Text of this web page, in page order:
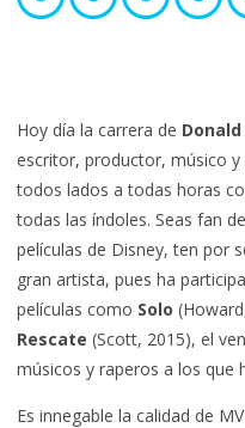
Hoy día la carrera de
escritor, productor, músico
todos lados a todas horas
todas las índoles. Seas fan de
películas de Disney, ten por
gran artista, pues ha
películas como Solo
Rescate (Scott, 2015), el
músicos y raperos a los que
Es innegable la calidad de